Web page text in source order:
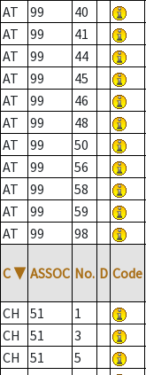
AT
99 40
AT
99 41
AT
99 44
AT
99 45
AT
99 46
AT
99 48
AT
99 50
AT
99 56
AT
99 58
AT
99 59
AT
99 98
C ▼ ASSOC No. D Code
CH 51 1
CH
51 3
CH
51 5